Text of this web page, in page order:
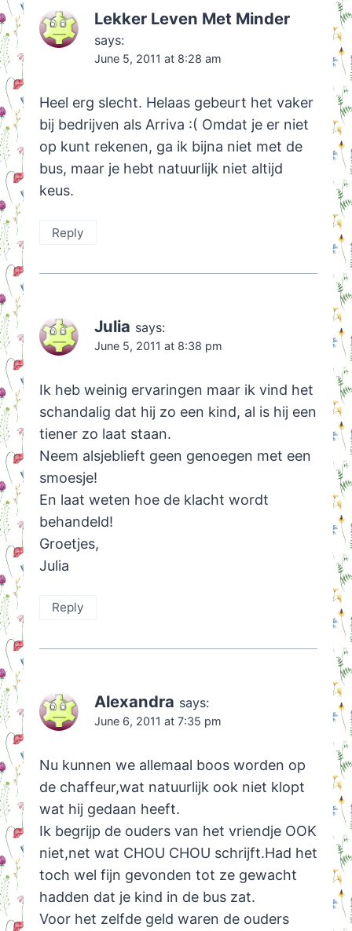
Lekker Leven Met Minder
says:
June 5, 2011 at 8:28 am
Heel erg slecht. Helaas gebeurt het vaker
bij bedrijven als Arriva :( Omdat je er niet
op kunt rekenen, ga ik bijna niet met de
bus, maar je hebt natuurlijk niet altijd
keus.
Reply
Julia says:
June 5, 2011 at 8:38 pm
Ik heb weinig ervaringen maar ik vind het
schandalig dat hij zo een kind, al is hij een
tiener zo laat staan.
Neem alsjeblieft geen genoegen met een
smoesje!
En laat weten hoe de klacht wordt
behandeld!
Groetjes,
Julia
Reply
Alexandra says:
June 6, 2011 at 7:35 pm
Nu kunnen we allemaal boos worden op
de chaffeur,wat natuurlijk ook niet klopt
wat hij gedaan heeft.
Ik begrijp de ouders van het vriendje OOK
niet,net wat CHOU CHOU schrijft.Had het
toch wel fijn gevonden tot ze gewacht
hadden dat je kind in de bus zat.
Voor het zelfde geld waren de ouders